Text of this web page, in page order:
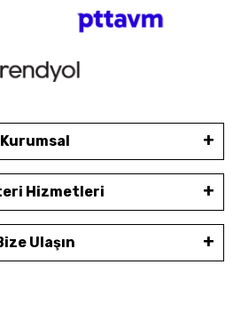
Kurumsal
Hizmetleri
Ulaşın